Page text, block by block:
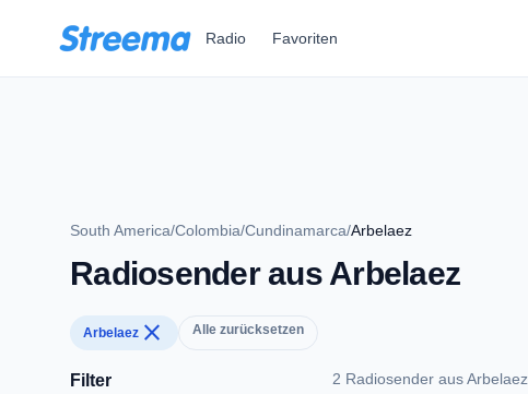
Radio Favoriten
South America/Colombia/Cundinamarca/Arbelaez
Radiosender aus Arbelaez
Arbelaez close Alle zurücksetzen
Filter 2 Radiosender aus Arbelaez